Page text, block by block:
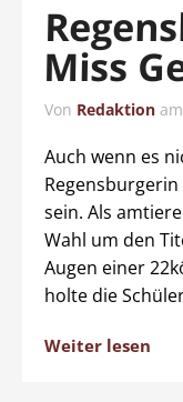
Miss
Von Redaktion am
Auch wenn es
sein. Als
Wahl um den
Augen einer
holte die
Weiter lesen